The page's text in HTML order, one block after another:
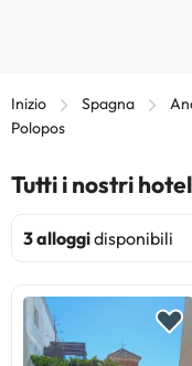
Inizio Spagna
Polopos
Tutti i nostri
3 alloggidisponibili